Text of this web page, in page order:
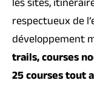
les sites,
respectueux de
développement
trails, courses
25 courses tout